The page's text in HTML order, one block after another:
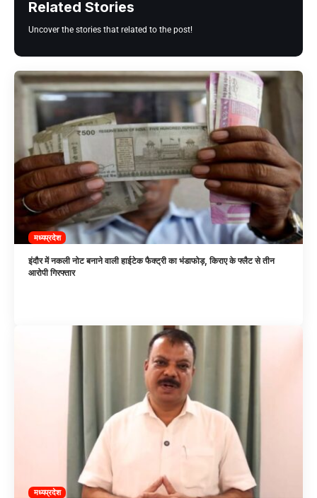
Related Stories
Uncover the stories that related to the post!
मध्यप्रदेश
इंदौर में नकली नोट बनाने वाली हाईटेक फैक्ट्री का भंडाफोड़, किराए के फ्लैट से तीन
आरोपी गिरफ्तार
मध्यप्रदेश